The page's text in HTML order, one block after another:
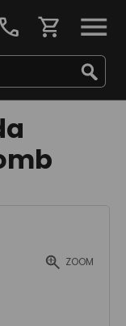
call shopping_cart
ZOOM